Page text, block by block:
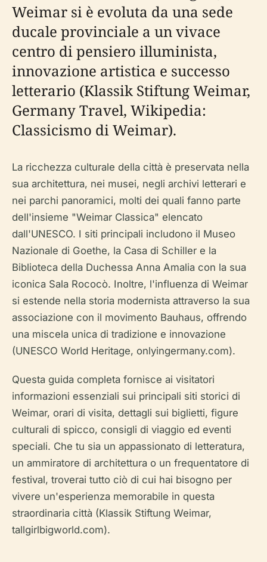
Weimar si è evoluta da una sede
ducale provinciale a un vivace
centro di pensiero illuminista,
innovazione artistica e successo
letterario (Klassik Stiftung Weimar,
Germany Travel, Wikipedia:
Classicismo di Weimar).
La ricchezza culturale della città è preservata nella
sua architettura, nei musei, negli archivi letterari e
nei parchi panoramici, molti dei quali fanno parte
dell'insieme "Weimar Classica" elencato
dall'UNESCO. I siti principali includono il Museo
Nazionale di Goethe, la Casa di Schiller e la
Biblioteca della Duchessa Anna Amalia con la sua
iconica Sala Rococò. Inoltre, l'influenza di Weimar
si estende nella storia modernista attraverso la sua
associazione con il movimento Bauhaus, offrendo
una miscela unica di tradizione e innovazione
(UNESCO World Heritage, onlyingermany.com).
Questa guida completa fornisce ai visitatori
informazioni essenziali sui principali siti storici di
Weimar, orari di visita, dettagli sui biglietti, figure
culturali di spicco, consigli di viaggio ed eventi
speciali. Che tu sia un appassionato di letteratura,
un ammiratore di architettura o un frequentatore di
festival, troverai tutto ciò di cui hai bisogno per
vivere un'esperienza memorabile in questa
straordinaria città (Klassik Stiftung Weimar,
tallgirlbigworld.com).